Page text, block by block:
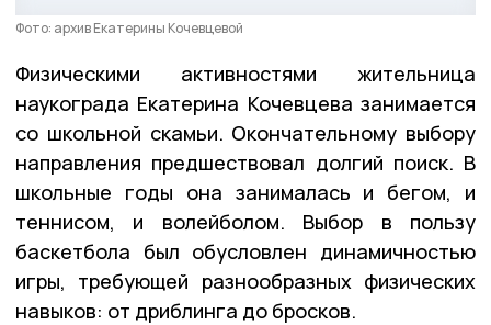
Фото: архив Екатерины Кочевцевой
Физическими активностями жительница
наукограда Екатерина Кочевцева занимается
со школьной скамьи. Окончательному выбору
направления предшествовал долгий поиск. В
школьные годы она занималась и бегом, и
теннисом, и волейболом. Выбор в пользу
баскетбола был обусловлен динамичностью
игры, требующей разнообразных физических
навыков: от дриблинга до бросков.